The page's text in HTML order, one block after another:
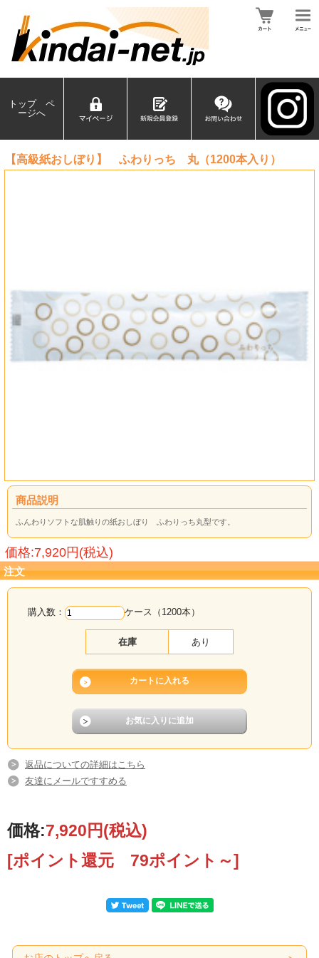
トップ ペ
ージへ
【高級紙おしぼり】 ふわりっち 丸（1200本入り）
商品説明
ふんわりソフトな肌触りの紙おしぼり ふわりっち丸型です。
価格:7,920円(税込)
注文
購入数： ケース（1200本）
在庫 あり
返品についての詳細はこちら
友達にメールですすめる
価格:7,920円(税込)
[ポイント還元 79ポイント～]